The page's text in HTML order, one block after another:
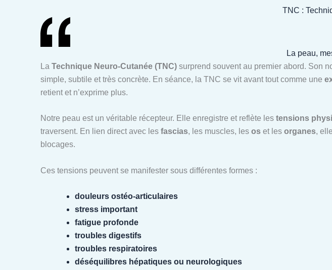
TNC :
La peau,
La Technique Neuro-Cutanée (TNC) surprend souvent au premier abord. Son
simple, subtile et très concrète. En séance, la TNC se vit avant tout comme une
retient et n’exprime plus.
Notre peau est un véritable récepteur. Elle enregistre et reflète les tensions
traversent. En lien direct avec les fascias, les muscles, les os et les organes,
blocages.
Ces tensions peuvent se manifester sous différentes formes :
douleurs ostéo-articulaires
stress important
fatigue profonde
troubles digestifs
troubles respiratoires
déséquilibres hépatiques ou neurologiques